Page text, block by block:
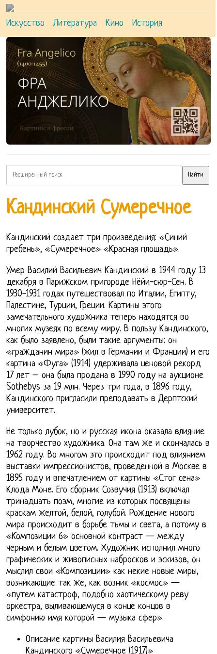
Искусство Литература Кино История
Кандинский Сумеречное
Кандинский создает три произведения: «Синий
гребень», «Сумеречное» «Красная площадь».
Умер Василий Васильевич Кандинский в 1944 году 13
декабря в Парижском пригороде Нёйи-сюр-Сен. В
1930-1931 годах путешествовал по Италии, Египту,
Палестине, Турции, Греции. Картины этого
замечательного художника теперь находятся во
многих музеях по всему миру. В пользу Кандинского,
как было заявлено, были такие аргументы: он
«гражданин мира» (жил в Германии и Франции) и его
картина «Фуга» (1914) удерживала ценовой рекорд
17 лет – она была продана в 1990 году на аукционе
Sothebys за 19 млн. Через три года, в 1896 году,
Кандинского пригласили преподавать в Дерптский
университет.
Не только лубок, но и русская икона оказала влияние
на творчество художника. Она там же и скончалась в
1962 году. Во многом это происходит под влиянием
выставки импрессионистов, проведенной в Москве в
1895 году и впечатлением от картины «Стог сена»
Клода Моне. Его сборник Созвучия (1913) включал
тринадцать поэм, многие из которых посвящены
краскам желтой, белой, голубой. Рождение нового
мира происходит в борьбе тьмы и света, а потому в
«Композиции 6» основной контраст — между
черным и белым цветом. Художник исполнил много
графических и живописных набросков и эскизов, он
мыслил свои «Композиции» как некие новые миры,
возникающие так же, как возник «космос» —
«путем катастроф, подобно хаотическому реву
оркестра, выливающемуся в конце концов в
симфонию имя которой — музыка сфер».
Описание картины Василия Васильевича
Кандинского «Сумеречное (1917)»